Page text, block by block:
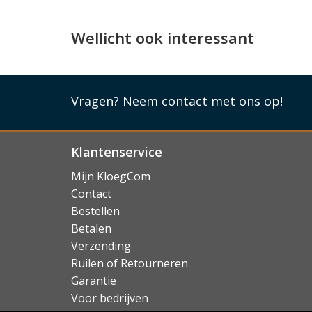
toestel met vertrouwen kunt gebruiken in de
Wellicht ook interessant
Vragen? Neem contact met ons op!
Klantenservice
Mijn KloegCom
Contact
Bestellen
Betalen
Verzending
Ruilen of Retourneren
Garantie
Voor bedrijven